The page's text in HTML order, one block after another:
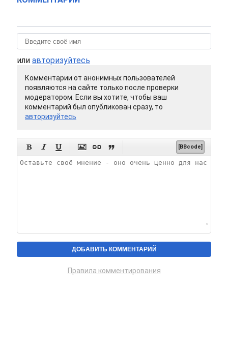
или авторизуйтесь
Комментарии от анонимных пользователей
появляются на сайте только после проверки
модератором. Если вы хотите, чтобы ваш
комментарий был опубликован сразу, то
авторизуйтесь
      [BBcode]
Правила комментирования